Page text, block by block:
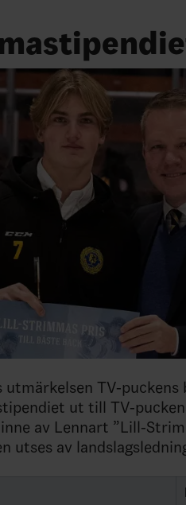
utmärkelsen TV-puckens
ut till TV-
av Lennart ”Lill-
utses av